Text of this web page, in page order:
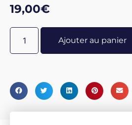
démontre les trois lectures de la
prolongeant notre réflexion vers
Verbum Dimissum. Broché 15 x 21
pages
19,00€
Ajouter au panier